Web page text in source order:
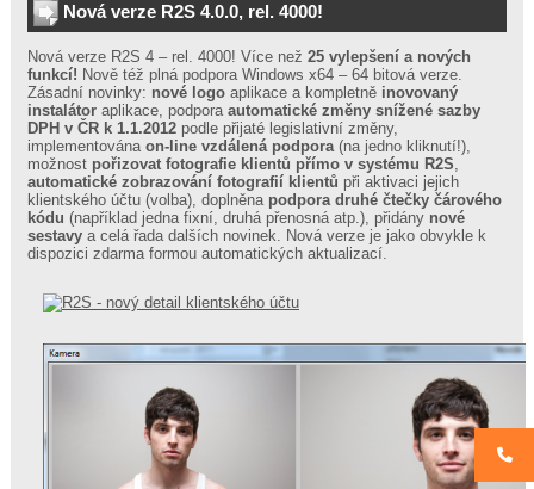
Odkazy
e-
shop
R2S
miOm,
s.r.o.
–
firemní
prezentace
systému
Stránky
R2S
Nová verze R2S 4.0.0, rel. 4000!
Nová verze R2S 4 – rel. 4000! Více než 25 vylepšení a nových
funkcí! Nově též plná podpora Windows x64 – 64 bitová verze.
Zásadní novinky: nové logo aplikace a kompletně inovovaný
instalátor aplikace, podpora automatické změny snížené sazby
DPH v ČR k 1.1.2012 podle přijaté legislativní změny,
implementována on-line vzdálená podpora(na jedno kliknutí!),
možnost pořizovat fotografie klientů přímo v systému R2S,
automatické zobrazování fotografií klientů při aktivaci jejich
klientského účtu (volba), doplněna podpora druhé čtečky čárového
kódu (například jedna fixní, druhá přenosná atp.), přidány nové
sestavy a celá řada dalších novinek. Nová verze je jako obvykle k
dispozici zdarma formou automatických aktualizací.